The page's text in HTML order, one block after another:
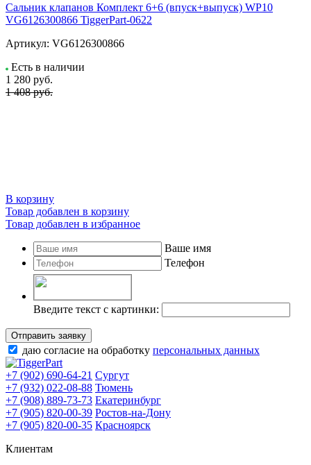
Сальник клапанов Комплект 6+6 (впуск+выпуск) WP10
VG6126300866 TiggerPart-0622
Артикул: VG6126300866
Есть в наличии
1 280 руб.
1 408 руб.
В корзину
Товар добавлен в корзину
Товар добавлен в избранное
Ваше имя
Телефон
Введите текст с картинки:
Отправить заявку
даю согласие на обработку персональных данных
+7 (902) 690-64-21 Сургут
+7 (932) 022-08-88 Тюмень
+7 (908) 889-73-73 Екатеринбург
+7 (905) 820-00-39 Ростов-на-Дону
+7 (905) 820-00-35 Красноярск
Клиентам